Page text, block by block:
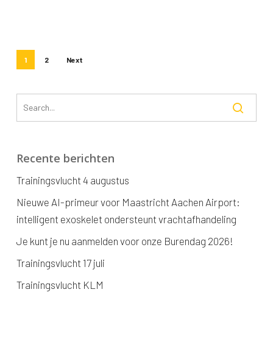
1 2 Next
Recente berichten
Trainingsvlucht 4 augustus
Nieuwe AI-primeur voor Maastricht Aachen Airport:
intelligent exoskelet ondersteunt vrachtafhandeling
Je kunt je nu aanmelden voor onze Burendag 2026!
Trainingsvlucht 17 juli
Trainingsvlucht KLM